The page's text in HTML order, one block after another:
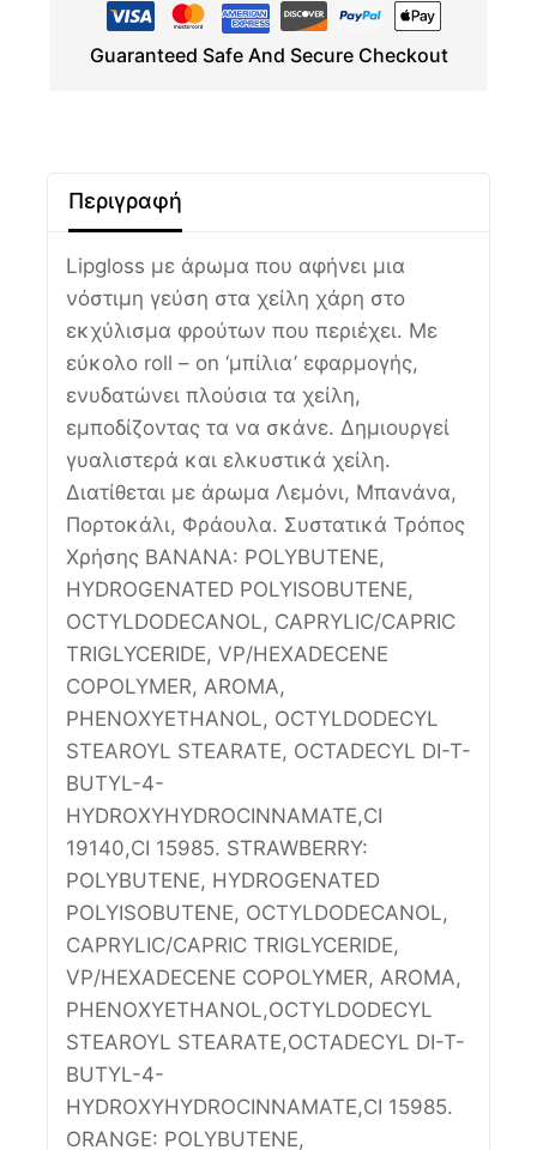
Guaranteed Safe And Secure Checkout
Περιγραφή
Lipgloss με άρωμα που αφήνει μια
νόστιμη γεύση στα χείλη χάρη στο
εκχύλισμα φρούτων που περιέχει. Με
εύκολο roll – on ‘μπίλια’ εφαρμογής,
ενυδατώνει πλούσια τα χείλη,
εμποδίζοντας τα να σκάνε. Δημιουργεί
γυαλιστερά και ελκυστικά χείλη.
Διατίθεται με άρωμα Λεμόνι, Μπανάνα,
Πορτοκάλι, Φράουλα. Συστατικά Τρόπος
Χρήσης BANANA: POLYBUTENE,
HYDROGENATED POLYISOBUTENE,
OCTYLDODECANOL, CAPRYLIC/CAPRIC
TRIGLYCERIDE, VP/HEXADECENE
COPOLYMER, AROMA,
PHENOXYETHANOL, OCTYLDODECYL
STEAROYL STEARATE, OCTADECYL DI-T-
BUTYL-4-
HYDROXYHYDROCINNAMATE,CI
19140,CI 15985. STRAWBERRY:
POLYBUTENE, HYDROGENATED
POLYISOBUTENE, OCTYLDODECANOL,
CAPRYLIC/CAPRIC TRIGLYCERIDE,
VP/HEXADECENE COPOLYMER, AROMA,
PHENOXYETHANOL,OCTYLDODECYL
STEAROYL STEARATE,OCTADECYL DI-T-
BUTYL-4-
HYDROXYHYDROCINNAMATE,CI 15985.
ORANGE: POLYBUTENE,